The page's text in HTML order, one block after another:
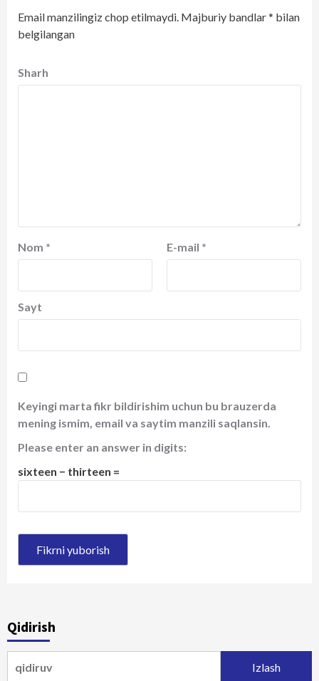
Email manzilingiz chop etilmaydi. Majburiy bandlar* bilan
belgilangan
Sharh
Nom * E-mail *
Sayt
Keyingi marta fikr bildirishim uchun bu brauzerda
mening ismim, email va saytim manzili saqlansin.
Please enter an answer in digits:
sixteen − thirteen =
Qidirish